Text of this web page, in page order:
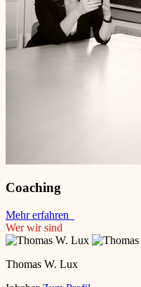
Coaching
Mehr erfahren
Wer wir sind
Thomas W. Lux